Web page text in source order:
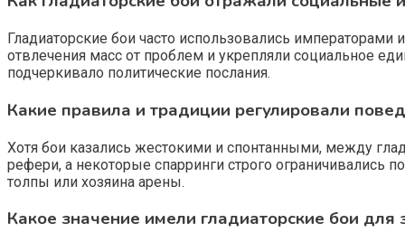
Гладиаторские бои часто использовались
отвлечения масс от проблем и укрепляли социальное
подчеркивало политические послания.
Какие правила и традиции регулировали
Хотя бои казались жестокими и спонтанными, между
рефери, а некоторые спарринги строго ограничивались
толпы или хозяина арены.
Какое значение имели гладиаторские бои для